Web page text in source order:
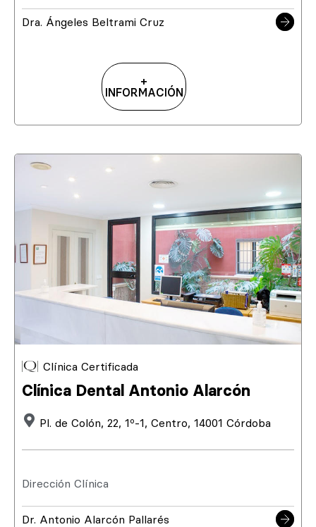
Dra. Ángeles Beltrami Cruz
+
INFORMACIÓN
Clínica Certificada
Clínica Dental Antonio Alarcón
Pl. de Colón, 22, 1º-1, Centro, 14001 Córdoba
Dirección Clínica
Dr. Antonio Alarcón Pallarés